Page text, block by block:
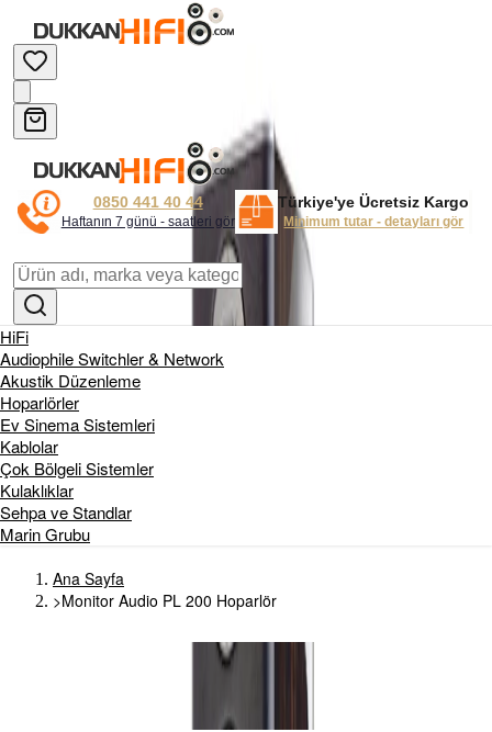
0850 441 40 44
Haftanın 7 günü - saatleri gör
Türkiye'ye Ücretsiz Kargo
Minimum tutar - detayları gör
HiFi
Audiophile Switchler & Network
Akustik Düzenleme
Hoparlörler
Ev Sinema Sistemleri
Kablolar
Çok Bölgeli Sistemler
Kulaklıklar
Sehpa ve Standlar
Marin Grubu
Ana Sayfa
>Monitor Audio PL 200 Hoparlör